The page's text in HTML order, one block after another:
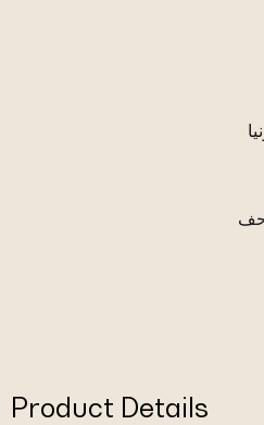
Product Details